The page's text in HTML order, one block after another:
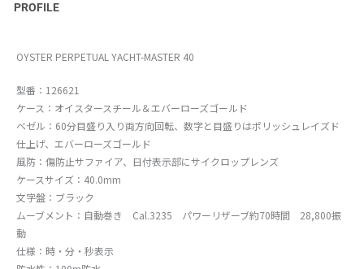
PROFILE
OYSTER PERPETUAL YACHT-MASTER 40
型番：126621
ケース：オイスタースチール＆エバーローズゴールド
ベゼル：60分目盛り入り両方向回転、数字と目盛りはポリッシュレイズド
仕上げ、エバーローズゴールド
風防：傷防止サファイア、日付表示部にサイクロップレンズ
ケースサイズ：40.0mm
文字盤：ブラック
ムーブメント：自動巻き Cal.3235 パワーリザーブ約70時間 28,800振
動
仕様：時・分・秒表示